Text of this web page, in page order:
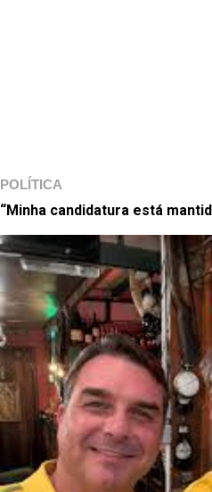
POLÍTICA
“Minha candidatura está